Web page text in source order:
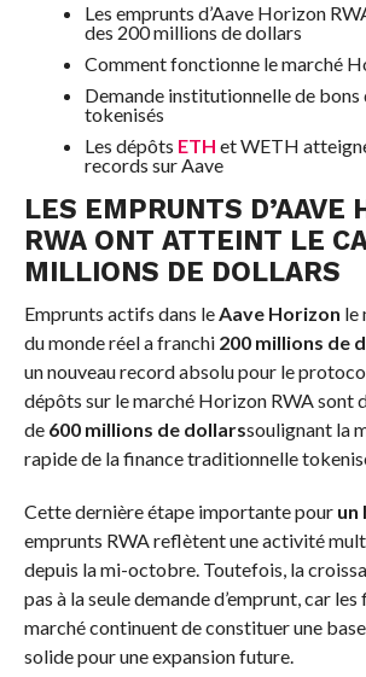
Les emprunts d’Aave Horizon
des 200 millions de dollars
Comment fonctionne le marché
Demande institutionnelle de bons
tokenisés
Les dépôts ETH et WETH
records sur Aave
LES EMPRUNTS D’AAVE
RWA ONT ATTEINT LE
MILLIONS DE DOLLARS
Emprunts actifs dans leAave Horizon le
du monde réel a franchi 200 millions de
un nouveau record absolu pour le
dépôts sur le marché Horizon RWA sont
de 600 millions de dollarssoulignant la
rapide de la finance traditionnelle
Cette dernière étape importante pour un
emprunts RWA reflètent une activité
depuis la mi-octobre. Toutefois, la
pas à la seule demande d’emprunt, car
marché continuent de constituer une
solide pour une expansion future.